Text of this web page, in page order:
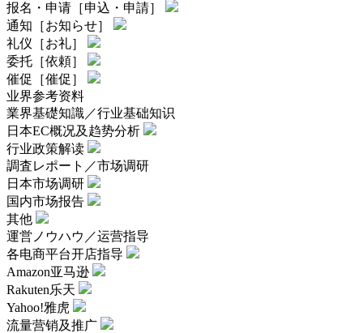
报名・申请［申込・申請］
通知［お知らせ］
礼仪［お礼］
委托［依頼］
催促［催促］
业界参考资料
業界基礎知識／行业基础知识
日本EC概况及趋势分析
行业政策解读
調査レポート／市场调研
日本市场调研
国内市场报告
其他
運営ノウハウ／运营指导
各电商平台开店指导
Amazon亚马逊
Rakuten乐天
Yahoo!雅虎
流量营销及推广